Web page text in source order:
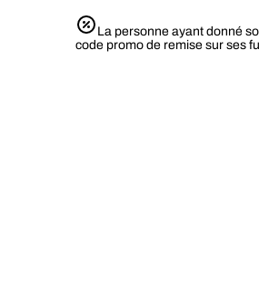
La personne ayant donné
code promo de remise sur ses